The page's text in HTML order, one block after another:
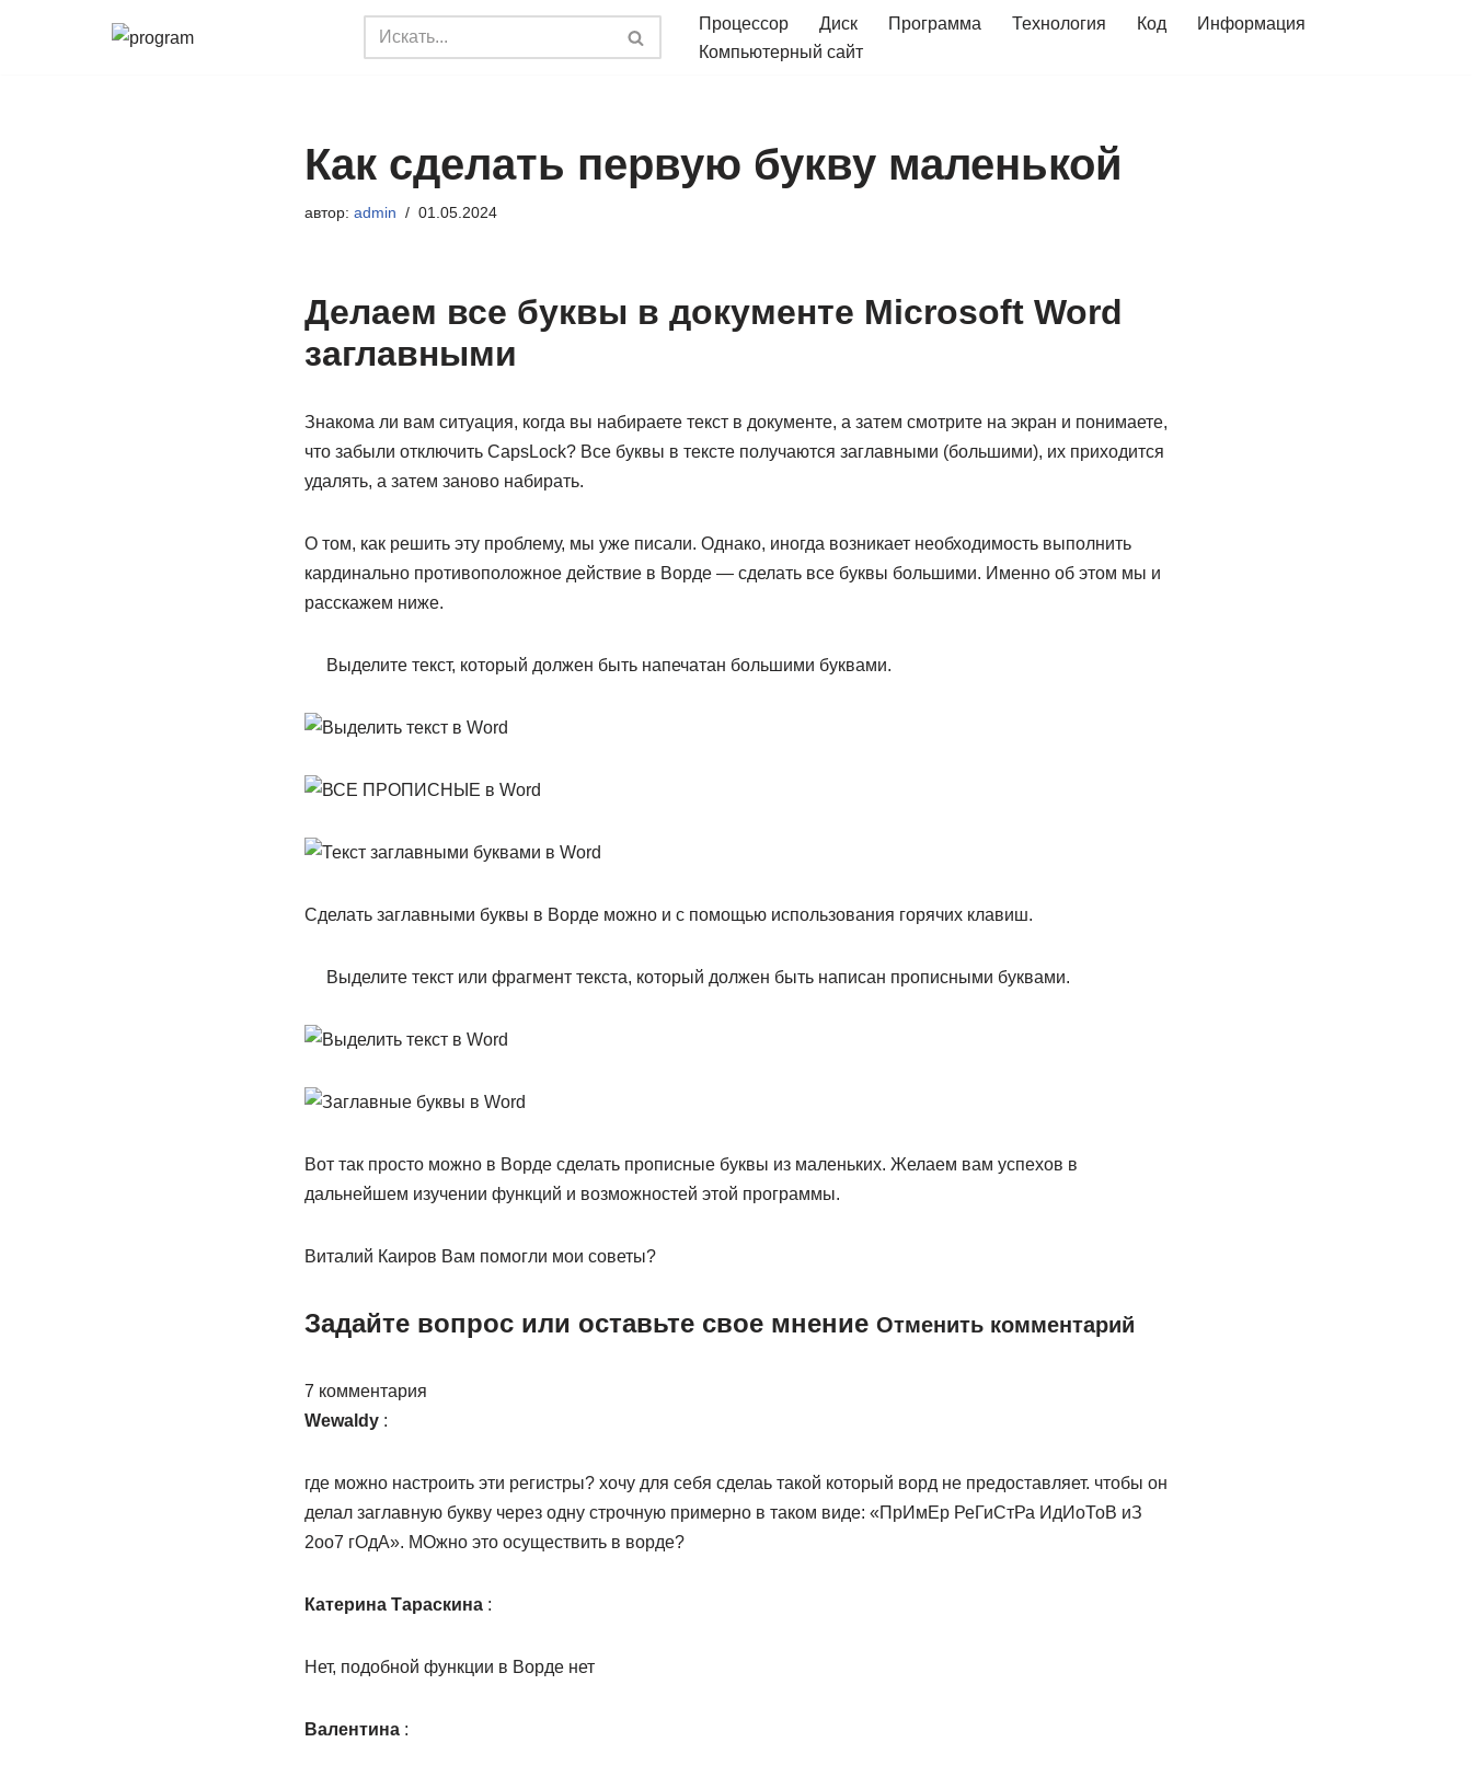
Процессор Диск Программа Технология Код
Информация
Компьютерный сайт
Как сделать первую букву маленькой
автор: admin 01.05.2024
Делаем все буквы в документе Microsoft Word
заглавными
Знакома ли вам ситуация, когда вы набираете текст в документе, а затем смотрите на экран и понимаете,
что забыли отключить CapsLock? Все буквы в тексте получаются заглавными (большими), их приходится
удалять, а затем заново набирать.
О том, как решить эту проблему, мы уже писали. Однако, иногда возникает необходимость выполнить
кардинально противоположное действие в Ворде — сделать все буквы большими. Именно об этом мы и
расскажем ниже.
Выделите текст, который должен быть напечатан большими буквами.
Сделать заглавными буквы в Ворде можно и с помощью использования горячих клавиш.
Выделите текст или фрагмент текста, который должен быть написан прописными буквами.
Вот так просто можно в Ворде сделать прописные буквы из маленьких. Желаем вам успехов в
дальнейшем изучении функций и возможностей этой программы.
Виталий Каиров Вам помогли мои советы?
Задайте вопрос или оставьте свое мнение Отменить комментарий
7 комментария
Wewaldy:
где можно настроить эти регистры? хочу для себя сделаь такой который ворд не предоставляет. чтобы он
делал заглавную букву через одну строчную примерно в таком виде: «ПрИмЕр РеГиСтРа ИдИоТоВ иЗ
2оо7 гОдА». МОжно это осуществить в ворде?
Катерина Тараскина:
Нет, подобной функции в Ворде нет
Валентина: